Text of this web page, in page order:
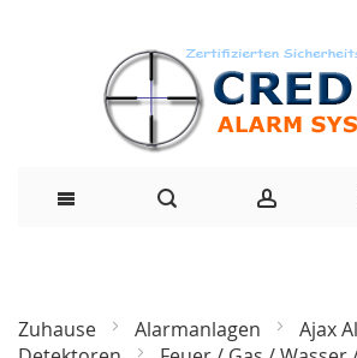
Zuhause Alarmanlagen
Ajax